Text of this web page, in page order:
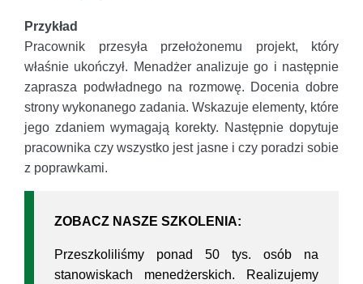
Przykład
Pracownik przesyła przełożonemu projekt, który
właśnie ukończył. Menadżer analizuje go i następnie
zaprasza podwładnego na rozmowę. Docenia dobre
strony wykonanego zadania. Wskazuje elementy, które
jego zdaniem wymagają korekty. Następnie dopytuje
pracownika czy wszystko jest jasne i czy poradzi sobie
z poprawkami.
ZOBACZ NASZE SZKOLENIA:
Przeszkoliliśmy ponad 50 tys. osób na
stanowiskach menedżerskich. Realizujemy